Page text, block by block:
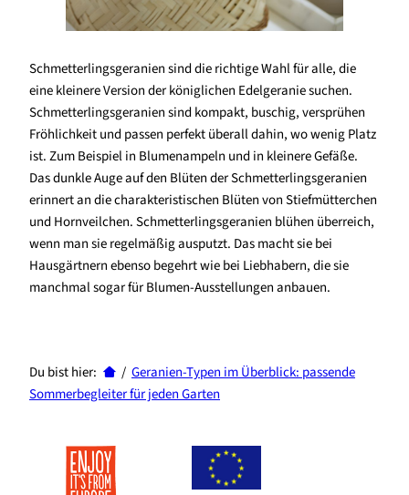
Schmetterlingsgeranien sind die richtige Wahl für alle, die
eine kleinere Version der königlichen Edelgeranie suchen.
Schmetterlingsgeranien sind kompakt, buschig, versprühen
Fröhlichkeit und passen perfekt überall dahin, wo wenig Platz
ist. Zum Beispiel in Blumenampeln und in kleinere Gefäße.
Das dunkle Auge auf den Blüten der Schmetterlingsgeranien
erinnert an die charakteristischen Blüten von Stiefmütterchen
und Hornveilchen. Schmetterlingsgeranien blühen überreich,
wenn man sie regelmäßig ausputzt. Das macht sie bei
Hausgärtnern ebenso begehrt wie bei Liebhabern, die sie
manchmal sogar für Blumen-Ausstellungen anbauen.
Du bist hier: / Geranien-Typen im Überblick: passende
Sommerbegleiter für jeden Garten